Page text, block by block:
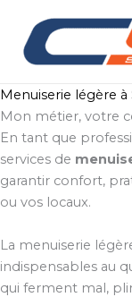
contenu
Menuiserie légère
Mon métier, votre
En tant que
services de
garantir confort,
ou vos locaux.
La menuiserie
indispensables au
qui ferment mal,